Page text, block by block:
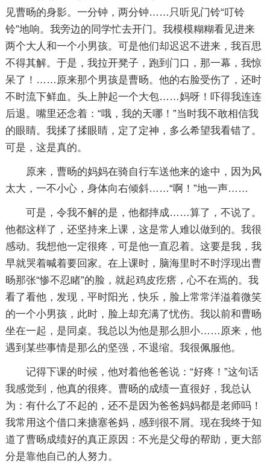
见曹旸的身影。一分钟，两分钟……只听见门铃“叮铃
铃”地响。我旁边的同学忙去开门。我模模糊糊看见进来
两个大人和一个小男孩。可是他们却迟迟不进来，我百思
不得其解。于是，我拉开凳子，跑到门口，那一幕，我惊
呆了！……原来那个男孩是曹旸。他的右脸受伤了，还时
不时流下鲜血。头上肿起一个大包……妈呀！吓得我连连
后退。嘴里还念着：“哦，我的天哪！”当时我不敢相信我
的眼睛。我揉了揉眼睛，定了定神，多么希望我看错了。
可是，这是真的。
原来，曹旸的妈妈在骑自行车送他来的途中，因为风
太大，一不小心，身体向右倾斜……“啊！”地一声……
可是，令我不解的是，他都摔成……算了，不说了。
他都这样了，还坚持来上课，这是常人难以做到的。我很
感动。我想他一定很疼，可是他一直忍着。这要是我，我
早就哭着喊着要回家。在上课时，脑海里时不时浮现出曹
旸那张“惨不忍睹”的脸，就起鸡皮疙瘩，心不在焉的。我
看了看他，发现，平时阳光，快乐，脸上常常洋溢着微笑
的一个小男孩，此时，脸上却充满了忧伤。我以前和曹旸
坐在一起，是同桌。我总以为他是那么胆小……原来，他
遇到某些事情是那么的坚强，不退缩。我很佩服他。
记得下课的时候，他对着他爸爸说：“好疼！”这句话
我感觉到，他真的很疼。曹旸的成绩一直很好，我总认
为：有什么了不起的，还不是因为爸爸妈妈都是老师吗！
我常用这个借口来搪塞爸妈，感到很不屑。现在我终于知
道了曹旸成绩好的真正原因：不光是父母的帮助，更大部
分是靠他自己的人努力。